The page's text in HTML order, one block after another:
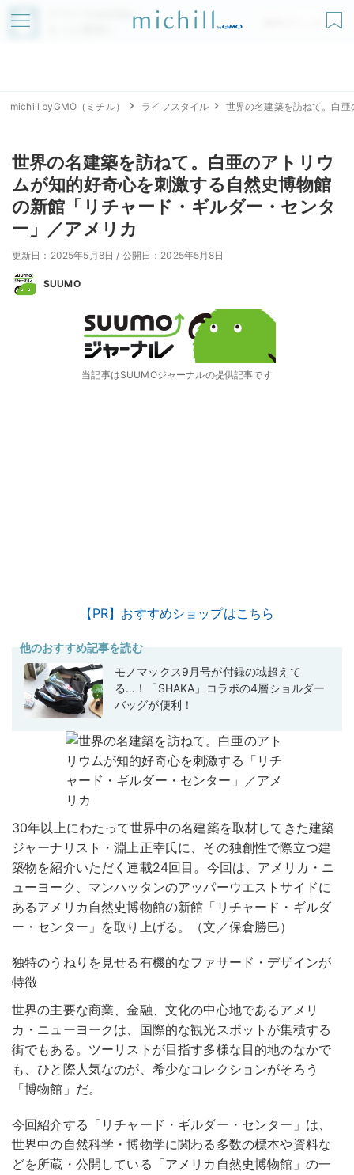
アプリでmichillが
無料ダウンロード
michill byGMO（ミチル） ライフスタイル 世界の名建築を訪ねて。白
世界の名建築を訪ねて。白亜のアトリウ
ムが知的好奇心を刺激する自然史博物館
の新館「リチャード・ギルダー・センタ
ー」／アメリカ
更新日：2025年5月8日 / 公開日：2025年5月8日
SUUMO
当記事はSUUMOジャーナルの提供記事です
【PR】おすすめショップはこちら
他のおすすめ記事を読む
モノマックス9月号が付録の域超えて
る…！「SHAKA」コラボの4層ショルダー
バッグが便利！
30年以上にわたって世界中の名建築を取材してきた建築
ジャーナリスト・淵上正幸氏に、その独創性で際立つ建
築物を紹介いただく連載24回目。今回は、アメリカ・ニ
ューヨーク、マンハッタンのアッパーウエストサイドに
あるアメリカ自然史博物館の新館「リチャード・ギルダ
ー・センター」を取り上げる。（文／保倉勝巳）
独特のうねりを見せる有機的なファサード・デザインが
特徴
世界の主要な商業、金融、文化の中心地であるアメリ
カ・ニューヨークは、国際的な観光スポットが集積する
街でもある。ツーリストが目指す多様な目的地のなかで
も、ひと際人気なのが、希少なコレクションがそろう
「博物館」だ。
今回紹介する「リチャード・ギルダー・センター」は、
世界中の自然科学・博物学に関わる多数の標本や資料な
どを所蔵・公開している「アメリカ自然史博物館」の一